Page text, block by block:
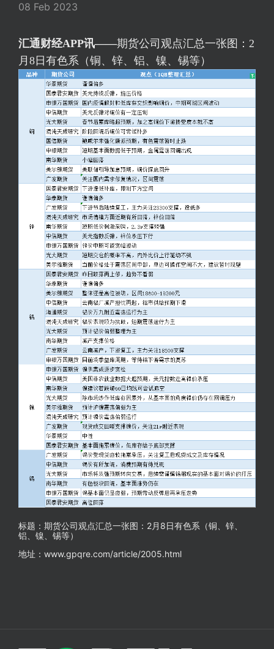
08 Feb 2023
汇通财经APP讯——期货公司观点汇总一张图：2
月8日有色系（铜、锌、铝、镍、锡等）
标题：期货公司观点汇总一张图：2月8日有色系（铜、锌、
铝、镍、锡等）
地址：www.gpqre.com/article/2005.html